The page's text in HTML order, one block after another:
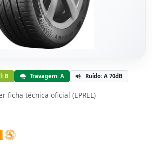
B Travagem: A Ruído: A 70dB
ficha técnica oficial (EPREL)